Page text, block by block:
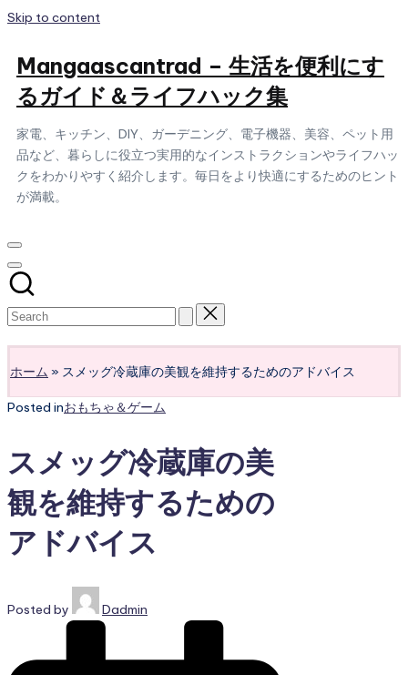
Skip to content
Mangaascantrad – 生活を便利にす
るガイド＆ライフハック集
家電、キッチン、DIY、ガーデニング、電子機器、美容、ペット用
品など、暮らしに役立つ実用的なインストラクションやライフハッ
クをわかりやすく紹介します。毎日をより快適にするためのヒント
が満載。
ホーム » スメッグ冷蔵庫の美観を維持するためのアドバイス
Posted inおもちゃ＆ゲーム
スメッグ冷蔵庫の美
観を維持するための
アドバイス
Posted by Dadmin